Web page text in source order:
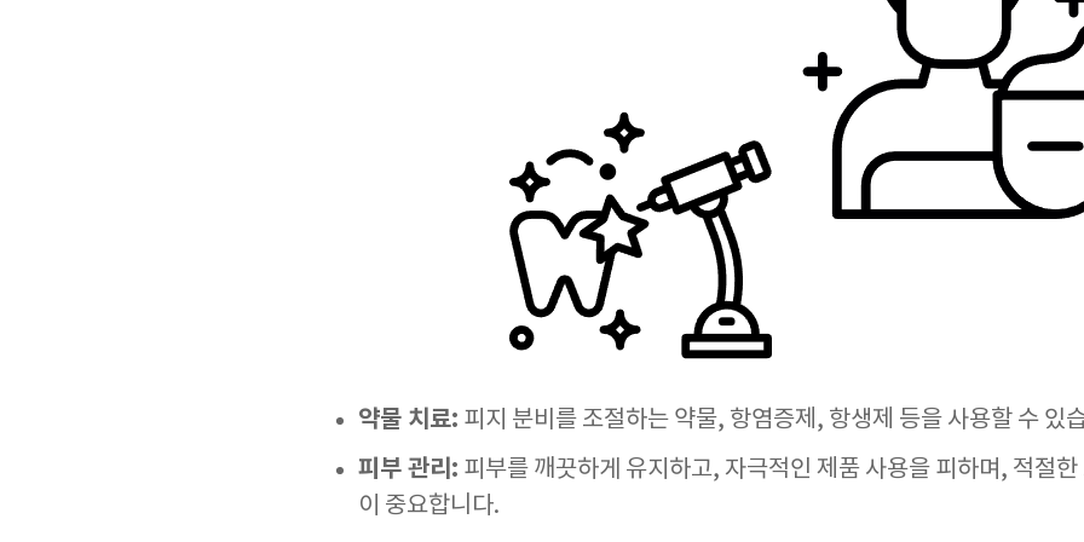
약물 치료: 피지 분비를 조절하는 약물, 항염증제, 항생제 등을 사용할 수 있
피부 관리: 피부를 깨끗하게 유지하고, 자극적인 제품 사용을 피하며, 적절
이 중요합니다.